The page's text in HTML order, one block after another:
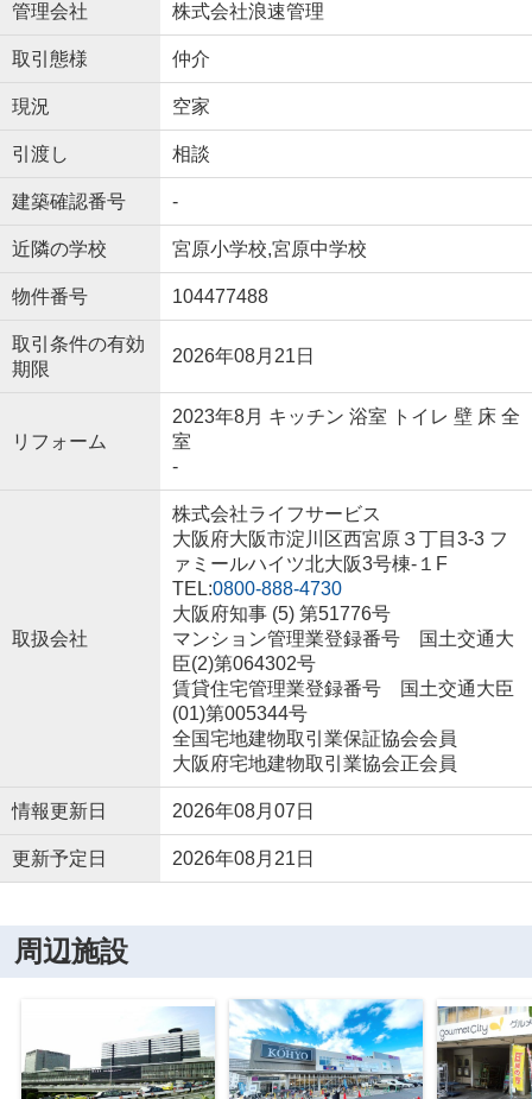
管理会社 株式会社浪速管理
取引態様 仲介
現況 空家
引渡し 相談
建築確認番号 -
近隣の学校 宮原小学校,宮原中学校
物件番号 104477488
取引条件の有効
期限
2026年08月21日
リフォーム
2023年8月 キッチン 浴室 トイレ 壁 床 全
室
-
取扱会社
株式会社ライフサービス
大阪府大阪市淀川区西宮原３丁目3-3 フ
ァミールハイツ北大阪3号棟-１F
TEL:0800-888-4730
大阪府知事 (5) 第51776号
マンション管理業登録番号 国土交通大
臣(2)第064302号
賃貸住宅管理業登録番号 国土交通大臣
(01)第005344号
全国宅地建物取引業保証協会会員
大阪府宅地建物取引業協会正会員
情報更新日 2026年08月07日
更新予定日 2026年08月21日
周辺施設